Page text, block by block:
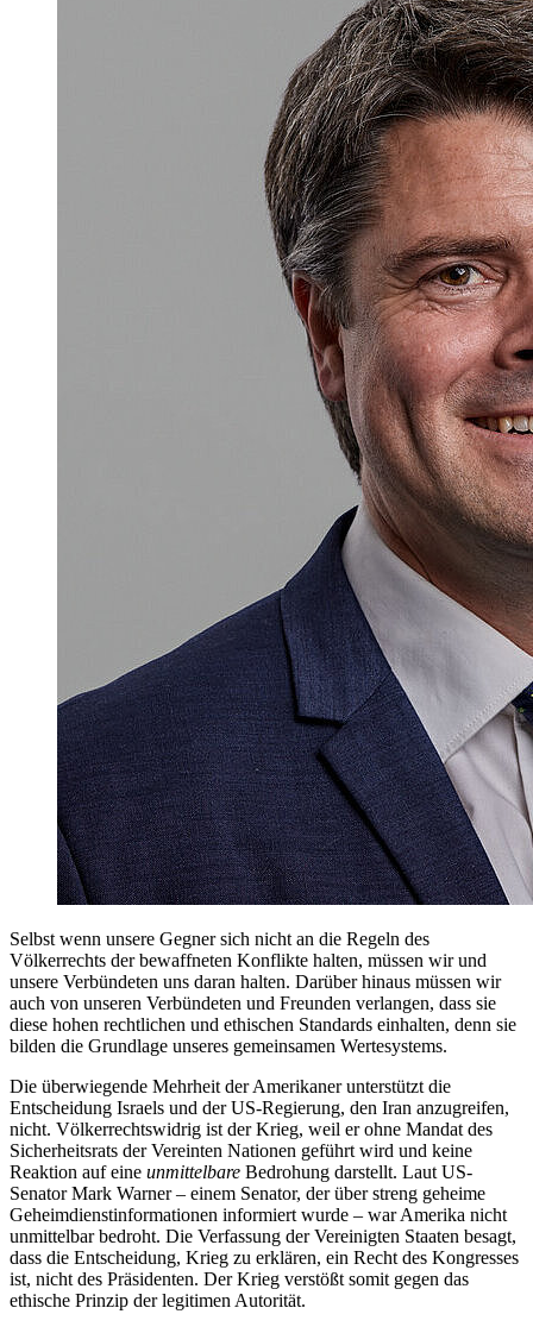
Selbst wenn unsere Gegner sich nicht an die Regeln des
Völkerrechts der bewaffneten Konflikte halten, müssen wir und
unsere Verbündeten uns daran halten. Darüber hinaus müssen wir
auch von unseren Verbündeten und Freunden verlangen, dass sie
diese hohen rechtlichen und ethischen Standards einhalten, denn sie
bilden die Grundlage unseres gemeinsamen Wertesystems.
Die überwiegende Mehrheit der Amerikaner unterstützt die
Entscheidung Israels und der US-Regierung, den Iran anzugreifen,
nicht. Völkerrechtswidrig ist der Krieg, weil er ohne Mandat des
Sicherheitsrats der Vereinten Nationen geführt wird und keine
Reaktion auf eine unmittelbare Bedrohung darstellt. Laut US-
Senator Mark Warner – einem Senator, der über streng geheime
Geheimdienstinformationen informiert wurde – war Amerika nicht
unmittelbar bedroht. Die Verfassung der Vereinigten Staaten besagt,
dass die Entscheidung, Krieg zu erklären, ein Recht des Kongresses
ist, nicht des Präsidenten. Der Krieg verstößt somit gegen das
ethische Prinzip der legitimen Autorität.